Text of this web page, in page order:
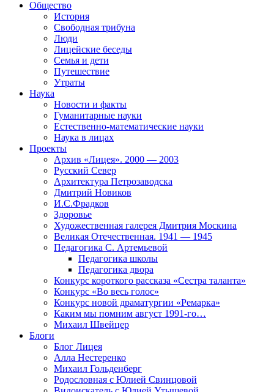
Общество
История
Свободная трибуна
Люди
Лицейские беседы
Семья и дети
Путешествие
Утраты
Наука
Новости и факты
Гуманитарные науки
Естественно-математические науки
Наука в лицах
Проекты
Архив «Лицея». 2000 — 2003
Русский Север
Архитектура Петрозаводска
Дмитрий Новиков
И.С.Фрадков
Здоровье
Художественная галерея Дмитрия Москина
Великая Отечественная. 1941 — 1945
Педагогика С. Артемьевой
Педагогика школы
Педагогика двора
Конкурс короткого рассказа «Сестра таланта»
Конкурс «Во весь голос»
Конкурс новой драматургии «Ремарка»
Каким мы помним август 1991-го…
Михаил Швейцер
Блоги
Блог Лицея
Алла Нестеренко
Михаил Гольденберг
Родословная с Юлией Свинцовой